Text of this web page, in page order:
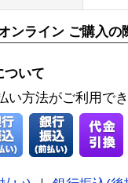
ンライン ご購入の
ついて
い方法がご利用で